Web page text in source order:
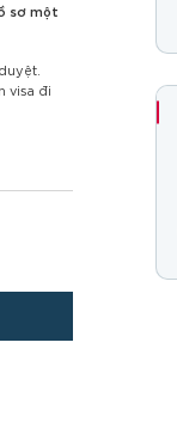
sơ một
visa đi